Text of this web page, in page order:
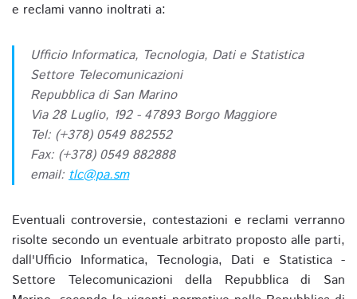
e reclami vanno inoltrati a:
Ufficio Informatica, Tecnologia, Dati e Statistica
Settore Telecomunicazioni
Repubblica di San Marino
Via 28 Luglio, 192 - 47893 Borgo Maggiore
Tel: (+378) 0549 882552
Fax: (+378) 0549 882888
email: tlc@pa.sm
Eventuali controversie, contestazioni e reclami verranno
risolte secondo un eventuale arbitrato proposto alle parti,
dall'Ufficio Informatica, Tecnologia, Dati e Statistica -
Settore Telecomunicazioni della Repubblica di San